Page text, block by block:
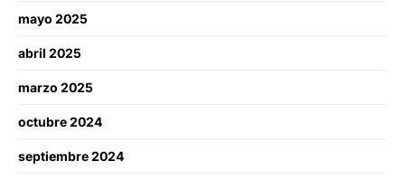
mayo 2025
abril 2025
marzo 2025
octubre 2024
septiembre 2024